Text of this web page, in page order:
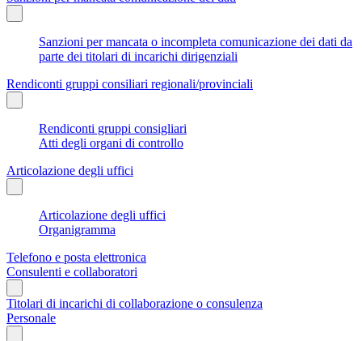
Sanzioni per mancata o incompleta comunicazione dei dati da
parte dei titolari di incarichi dirigenziali
Rendiconti gruppi consiliari regionali/provinciali
Rendiconti gruppi consigliari
Atti degli organi di controllo
Articolazione degli uffici
Articolazione degli uffici
Organigramma
Telefono e posta elettronica
Consulenti e collaboratori
Titolari di incarichi di collaborazione o consulenza
Personale